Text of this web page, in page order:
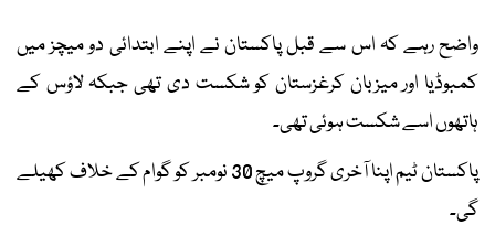
واضح رہے کہ اس سے قبل پاکستان نے اپنے ابتدائی دو میچز میں
کمبوڈیا اور میزبان کرغزستان کو شکست دی تھی جبکہ لاؤس کے
ہاتھوں اسے شکست ہوئی تھی۔
پاکستان ٹیم اپنا آخری گروپ میچ 30 نومبر کو گوام کے خلاف کھیلے
گی۔